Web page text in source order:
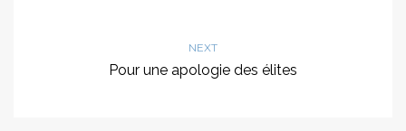
NEXT
Pour une apologie des élites